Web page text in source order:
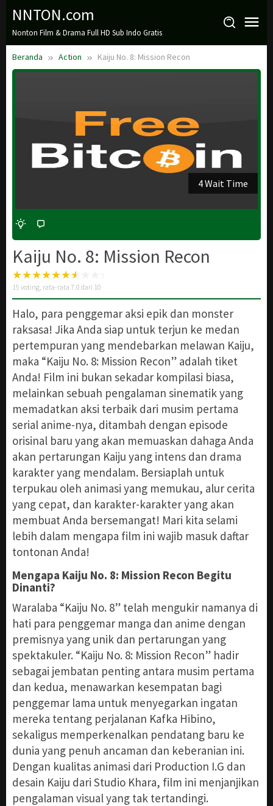
Loncat
konten
NNTON.com
Nonton Film & Drama Full HD Sub Indo Gratis
Beranda Action Kaiju No. 8: Mission Recon
3 Wait Time
Kaiju No. 8: Mission Recon
15 voting, rata-rata 7.0 dari 10
Halo, para penggemar aksi epik dan monster
raksasa! Jika Anda siap untuk terjun ke medan
pertempuran yang mendebarkan melawan Kaiju,
maka “Kaiju No. 8: Mission Recon” adalah tiket
Anda! Film ini bukan sekadar kompilasi biasa,
melainkan sebuah pengalaman sinematik yang
memadatkan aksi terbaik dari musim pertama
serial anime-nya, ditambah dengan episode
orisinal baru yang akan memuaskan dahaga Anda
akan pertarungan Kaiju yang intens dan drama
karakter yang mendalam. Bersiaplah untuk
terpukau oleh animasi yang memukau, alur cerita
yang cepat, dan karakter-karakter yang akan
membuat Anda bersemangat! Mari kita selami
lebih dalam mengapa film ini wajib masuk daftar
tontonan Anda!
Mengapa Kaiju No. 8: Mission Recon Begitu
Dinanti?
Waralaba “Kaiju No. 8” telah mengukir namanya di
hati para penggemar manga dan anime dengan
premisnya yang unik dan pertarungan yang
spektakuler. “Kaiju No. 8: Mission Recon” hadir
sebagai jembatan penting antara musim pertama
dan kedua, menawarkan kesempatan bagi
penggemar lama untuk menyegarkan ingatan
mereka tentang perjalanan Kafka Hibino,
sekaligus memperkenalkan pendatang baru ke
dunia yang penuh ancaman dan keberanian ini.
Dengan kualitas animasi dari Production I.G dan
desain Kaiju dari Studio Khara, film ini menjanjikan
pengalaman visual yang tak tertandingi.